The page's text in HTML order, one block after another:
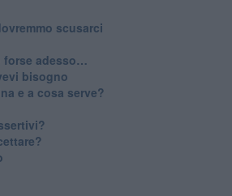
scusarci
forse adesso…
bisogno
e a cosa serve?